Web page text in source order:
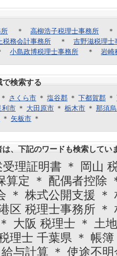
＊ 高柳浩子税理士事務所
税務会計事務所 ＊ 吉野滋税理士
小島政博税理士事務所 ＊ 岩崎
検索する
＊ さくら市 ＊ 塩谷郡 ＊ 下都賀郡 ＊
利市 ＊ 大田原市 ＊ 栃木市 ＊ 那須
＊ 矢板市 ＊
、下記のワードも検索してい
理証明書 ＊ 岡山
算定 ＊ 配偶者控除
＊ 株式公開支援
区 税理士事務所 ＊
大阪 税理士 ＊ 土
理士 千葉県 ＊ 帳
給与計算 ＊ 使途不